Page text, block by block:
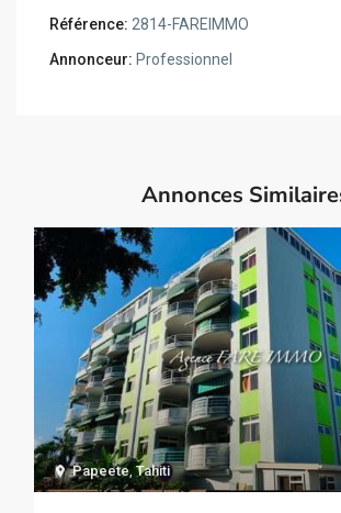
Référence: 2814-FAREIMMO
Annonceur: Professionnel
Annonces
Papeete,Tahiti